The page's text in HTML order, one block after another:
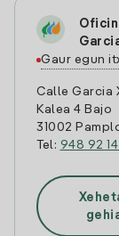
Gaur egun
Calle Garcia
Kalea 4 Bajo
31002
Tel: 948 92